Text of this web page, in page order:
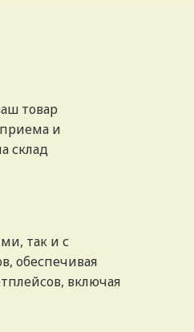
товар
и
склад
так и с
обеспечивая
включая